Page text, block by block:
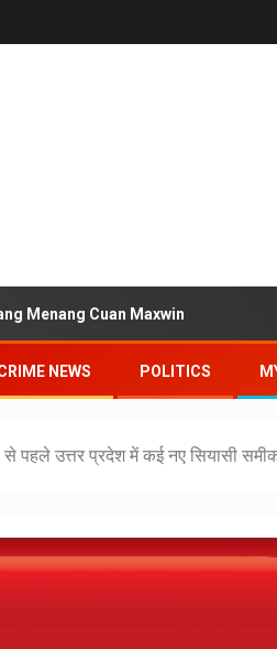
Cuan Maxwin
NEWS POLITICS
से पहले उत्तर प्रदेश में कई नए सियासी